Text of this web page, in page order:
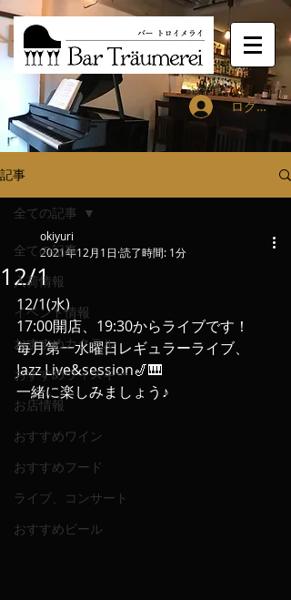
ログイン
記事
全ての記事
入荷情報
イベント情報
おすすめカクテル
おすすめウィスキー
お店情報
おすすめワイン
おすすめフード
ライブ、コンサート
おすすめビール
全ての記事
12/1
okiyuri
2021年12月1日 読了時間: 1分
12/1(水)
17:00開店、19:30からライブです！
毎月第一水曜日レギュラーライブ、
Jazz Live&session🎷🎹
一緒に楽しみましょう♪